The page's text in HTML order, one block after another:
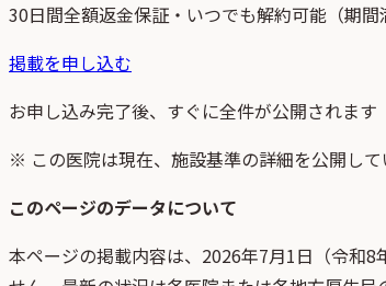
30日間全額返金保証・いつでも解約可能（期間
掲載を申し込む
お申し込み完了後、すぐに全件が公開されます
※ この医院は現在、施設基準の詳細を公開して
このページのデータについて
本ページの掲載内容は、 2026年7月1日 （令和8